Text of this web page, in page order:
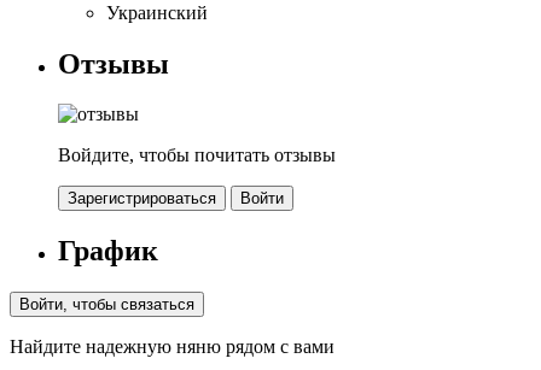
Украинский
Отзывы
Войдите, чтобы почитать отзывы
Зарегистрироваться Войти
График
Войти, чтобы связаться
Найдите надежную няню рядом с вами